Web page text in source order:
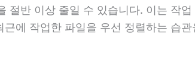
반 이상 줄일 수 있습니다. 이는 작업
에 작업한 파일을 우선 정렬하는 습